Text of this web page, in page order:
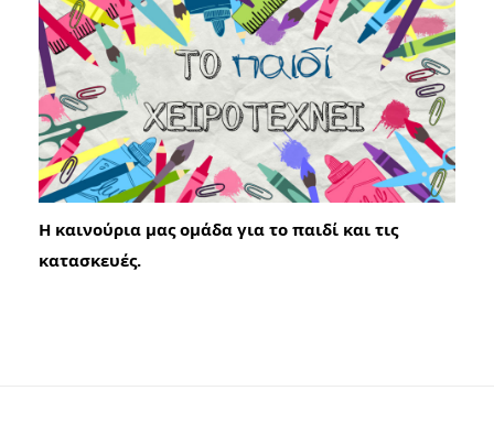
Η καινούρια μας ομάδα για το παιδί και τις
κατασκευές.